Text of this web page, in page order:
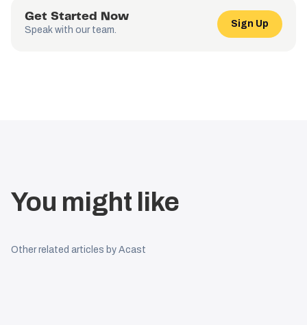
Get Started Now
Speak with our team.
Sign Up
You might like
Other related articles by Acast